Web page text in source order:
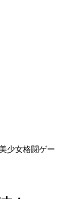
少女格闘ゲー